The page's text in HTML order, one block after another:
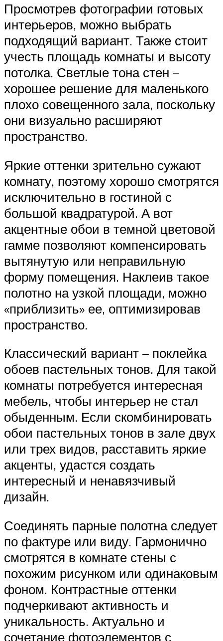
Просмотрев фотографии готовых
интерьеров, можно выбрать
подходящий вариант. Также стоит
учесть площадь комнаты и высоту
потолка. Светлые тона стен –
хорошее решение для маленького
плохо совещенного зала, поскольку
они визуально расширяют
пространство.
Яркие оттенки зрительно сужают
комнату, поэтому хорошо смотрятся
исключительно в гостиной с
большой квадратурой. А вот
акцентные обои в темной цветовой
гамме позволяют компенсировать
вытянутую или неправильную
форму помещения. Наклеив такое
полотно на узкой площади, можно
«приблизить» ее, оптимизировав
пространство.
Классический вариант – поклейка
обоев пастельных тонов. Для такой
комнаты потребуется интересная
мебель, чтобы интерьер не стал
обыденным. Если скомбинировать
обои пастельных тонов в зале двух
или трех видов, расставить яркие
акценты, удастся создать
интересный и ненавязчивый
дизайн.
Соединять парные полотна следует
по фактуре или виду. Гармонично
смотрятся в комнате стены с
похожим рисунком или одинаковым
фоном. Контрастные оттенки
подчеркивают активность и
уникальность. Актуально и
сочетание фотоэлементов с